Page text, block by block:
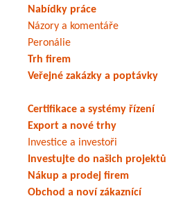
Nabídky práce
Názory a komentáře
Peronálie
Trh firem
Veřejné zakázky a poptávky
Certifikace a systémy řízení
Export a nové trhy
Investice a investoři
Investujte do našich projektů
Nákup a prodej firem
Obchod a noví zákaznící